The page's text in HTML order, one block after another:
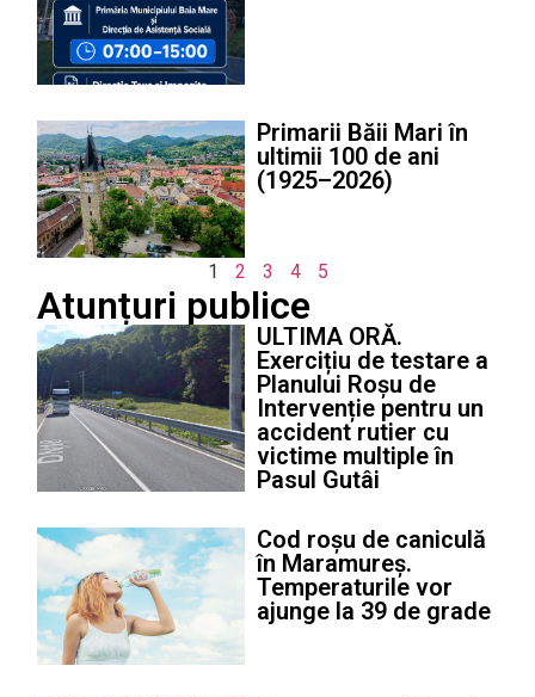
Primarii Băii Mari în
ultimii 100 de ani
(1925–2026)
1 2 3 4 5
Atunțuri publice
ULTIMA ORĂ.
Exercițiu de testare a
Planului Roșu de
Intervenție pentru un
accident rutier cu
victime multiple în
Pasul Gutâi
Cod roșu de caniculă
în Maramureș.
Temperaturile vor
ajunge la 39 de grade